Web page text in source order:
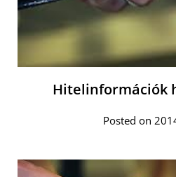
Hitelinformációk
Posted on